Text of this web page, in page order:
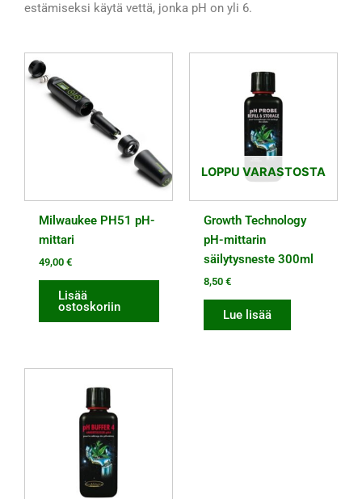
estämiseksi käytä vettä, jonka pH on yli 6.
Milwaukee PH51 pH-
mittari
49,00 €
Lisää
ostoskoriin
LOPPU VARASTOSTA
Growth Technology
pH-mittarin
säilytysneste 300ml
8,50 €
Lue lisää